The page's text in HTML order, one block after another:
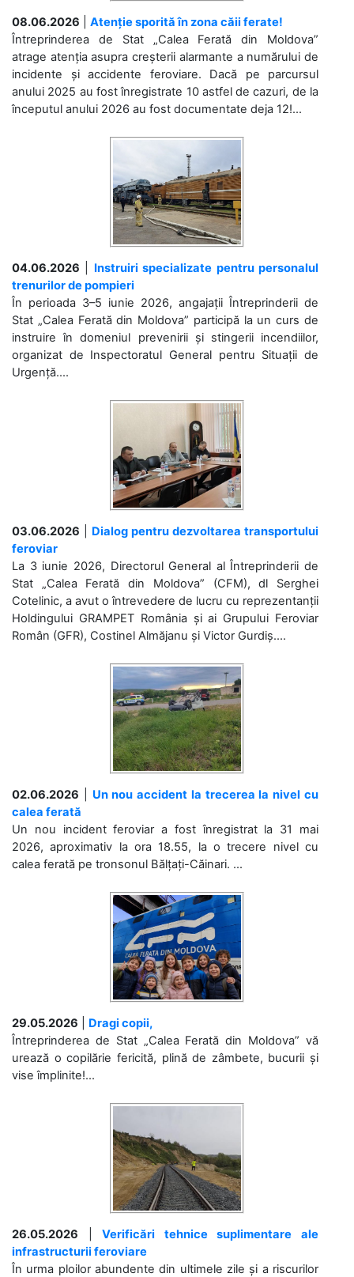
08.06.2026
Atenție sporită în zona căii ferate!
Întreprinderea de Stat „Calea Ferată din Moldova”
atrage atenția asupra creșterii alarmante a numărului de
incidente și accidente feroviare. Dacă pe parcursul
anului 2025 au fost înregistrate 10 astfel de cazuri, de la
începutul anului 2026 au fost documentate deja 12!...
04.06.2026
Instruiri specializate pentru personalul
trenurilor de pompieri
În perioada 3–5 iunie 2026, angajații Întreprinderii de
Stat „Calea Ferată din Moldova” participă la un curs de
instruire în domeniul prevenirii și stingerii incendiilor,
organizat de Inspectoratul General pentru Situații de
Urgență....
03.06.2026
Dialog pentru dezvoltarea transportului
feroviar
La 3 iunie 2026, Directorul General al Întreprinderii de
Stat „Calea Ferată din Moldova” (CFM), dl Serghei
Cotelinic, a avut o întrevedere de lucru cu reprezentanții
Holdingului GRAMPET România și ai Grupului Feroviar
Român (GFR), Costinel Almăjanu și Victor Gurdiș....
02.06.2026
Un nou accident la trecerea la nivel cu
calea ferată
Un nou incident feroviar a fost înregistrat la 31 mai
2026, aproximativ la ora 18.55, la o trecere nivel cu
calea ferată pe tronsonul Bălțați-Căinari. ...
29.05.2026
Dragi copii,
Întreprinderea de Stat „Calea Ferată din Moldova” vă
urează o copilărie fericită, plină de zâmbete, bucurii și
vise împlinite!...
26.05.2026 |Verificări tehnice suplimentare ale
infrastructurii feroviare
În urma ploilor abundente din ultimele zile și a riscurilor